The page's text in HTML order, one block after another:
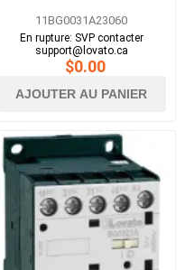
11BG0031A23060
En rupture: SVP contacter
support@lovato.ca
$0.00
AJOUTER AU PANIER